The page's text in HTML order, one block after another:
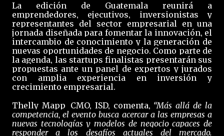
La edición de Guatemala reunirá a
emprendedores, ejecutivos, inversionistas y
representantes del sector empresarial en una
jornada diseñada para fomentar la innovación, el
intercambio de conocimiento y la generación de
nuevas oportunidades de negocio. Como parte de
la agenda, las startups finalistas presentarán sus
propuestas ante un panel de expertos y jurados
con amplia experiencia en inversión y
crecimiento empresarial.
Thelly Mapp, CMO, ISD, comenta, “Más allá de la
competencia, el evento busca acercar a las empresas a
nuevas tecnologías y modelos de negocio capaces de
responder a los desafíos actuales del mercado.